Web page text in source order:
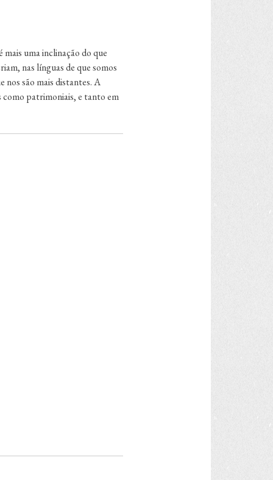
mais uma inclinação do que
nas línguas de que somos
nos são mais distantes. A
como patrimoniais, e tanto em